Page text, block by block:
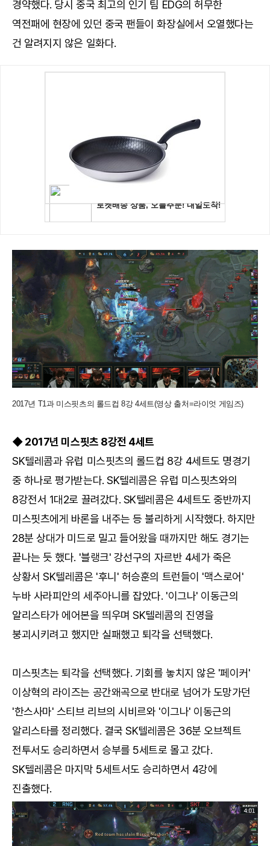
경약했다. 당시 중국 최고의 인기 팀 EDG의 허무한
역전패에 현장에 있던 중국 팬들이 화장실에서 오열했다는
건 알려지지 않은 일화다.
2017년 T1과 미스핏츠의 롤드컵 8강 4세트(영상 출처=라이엇 게임즈)
◆ 2017년 미스핏츠 8강전 4세트
SK텔레콤과 유럽 미스핏츠의 롤드컵 8강 4세트도 명경기
중 하나로 평가받는다. SK텔레콤은 유럽 미스핏츠와의
8강전서 1대2로 끌려갔다. SK텔레콤은 4세트도 중반까지
미스핏츠에게 바론을 내주는 등 불리하게 시작했다. 하지만
28분 상대가 미드로 밀고 들어왔을 때까지만 해도 경기는
끝나는 듯 했다. '블랭크' 강선구의 자르반 4세가 죽은
상황서 SK텔레콤은 '후니' 허승훈의 트런들이 '맥스로어'
누바 사라피안의 세주아니를 잡았다. '이그나' 이동근의
알리스타가 에어본을 띄우며 SK텔레콤의 진영을
붕괴시키려고 했지만 실패했고 퇴각을 선택했다.
미스핏츠는 퇴각을 선택했다. 기회를 놓치지 않은 '페이커'
이상혁의 라이즈는 공간왜곡으로 반대로 넘어가 도망가던
'한스사마' 스티브 리브의 시비르와 '이그나' 이동근의
알리스타를 정리했다. 결국 SK텔레콤은 36분 오브젝트
전투서도 승리하면서 승부를 5세트로 몰고 갔다.
SK텔레콤은 마지막 5세트서도 승리하면서 4강에
진출했다.